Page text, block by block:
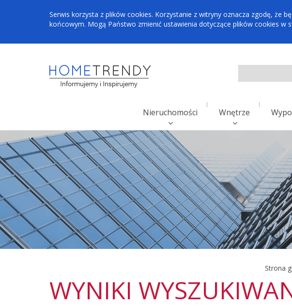
Serwis korzysta z plików cookies. Korzystanie z witryny oznacza zgodę, że
końcowym. Mogą Państwo zmienić ustawienia dotyczące plików cookies w
Nieruchomości Wnętrze
Strona
WYNIKI